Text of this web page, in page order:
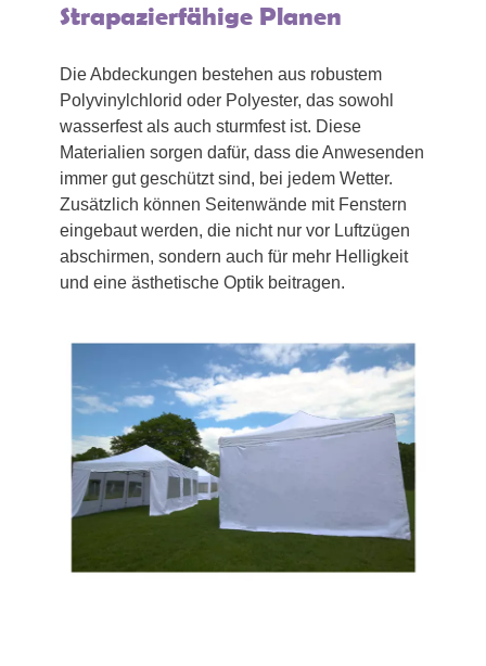
Strapazierfähige Planen
Die Abdeckungen bestehen aus robustem
Polyvinylchlorid oder Polyester, das sowohl
wasserfest als auch sturmfest ist. Diese
Materialien sorgen dafür, dass die Anwesenden
immer gut geschützt sind, bei jedem Wetter.
Zusätzlich können Seitenwände mit Fenstern
eingebaut werden, die nicht nur vor Luftzügen
abschirmen, sondern auch für mehr Helligkeit
und eine ästhetische Optik beitragen.